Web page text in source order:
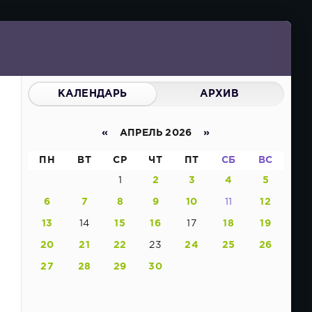
КАЛЕНДАРЬ АРХИВ
« АПРЕЛЬ 2026 »
ПН ВТ СР ЧТ ПТ СБ ВС
1 2 3 4 5
6 7 8 9 10 11 12
13 14 15 16 17 18 19
20 21 22 23 24 25 26
27 28 29 30